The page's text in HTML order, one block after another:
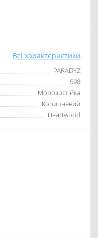
Всі характеристики
PARADYZ
598
Морозостійка
Коричневий
Heartwood